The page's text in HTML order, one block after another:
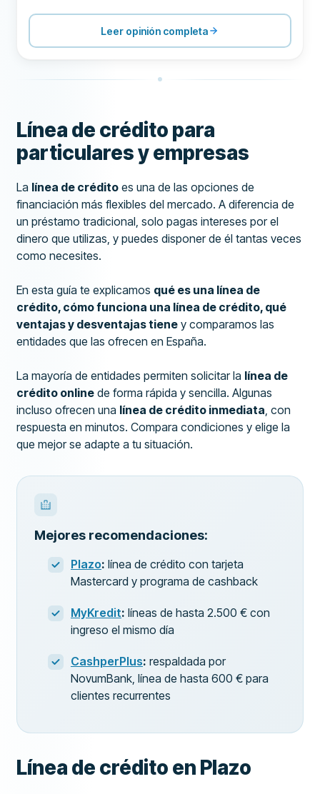
CONDICIONES 100
Leer opinión completa
Línea de crédito para
particulares y empresas
La línea de crédito es una de las opciones de
financiación más flexibles del mercado. A diferencia de
un préstamo tradicional, solo pagas intereses por el
dinero que utilizas, y puedes disponer de él tantas veces
como necesites.
En esta guía te explicamos qué es una línea de
crédito, cómo funciona una línea de crédito, qué
ventajas y desventajas tiene y comparamos las
entidades que las ofrecen en España.
La mayoría de entidades permiten solicitar la línea de
crédito online de forma rápida y sencilla. Algunas
incluso ofrecen una línea de crédito inmediata, con
respuesta en minutos. Compara condiciones y elige la
que mejor se adapte a tu situación.
Mejores recomendaciones:
Plazo: línea de crédito con tarjeta
Mastercard y programa de cashback
MyKredit: líneas de hasta 2.500 € con
ingreso el mismo día
CashperPlus: respaldada por
NovumBank, línea de hasta 600 € para
clientes recurrentes
Línea de crédito en Plazo